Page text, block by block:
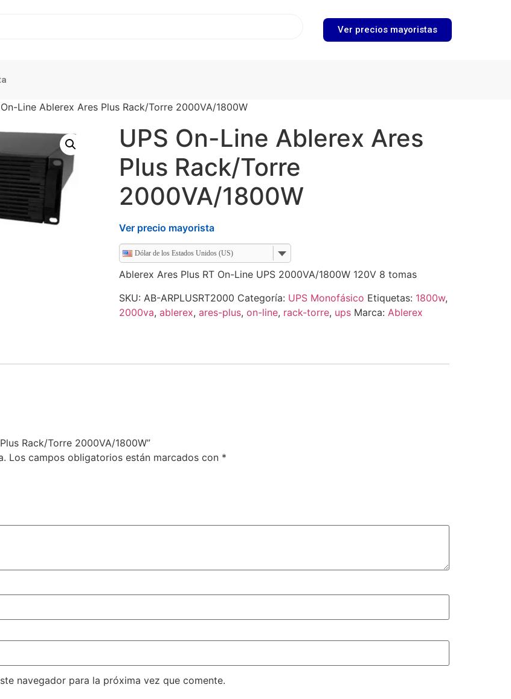
Ver precios mayoristas
Line Ablerex Ares Plus Rack/Torre 2000VA/1800W
UPS On-Line Ablerex Ares
Plus Rack/Torre
2000VA/1800W
Ver precio mayorista
Dólar de los Estados Unidos (US)
Ablerex Ares Plus RT On-Line UPS 2000VA/1800W 120V 8 tomas
SKU: AB-ARPLUSRT2000 Categoría: UPS Monofásico Etiquetas: 1800w,
2000va, ablerex, ares-plus, on-line, rack-torre, ups Marca: Ablerex
Rack/Torre 2000VA/1800W”
Los campos obligatorios están marcados con *
navegador para la próxima vez que comente.